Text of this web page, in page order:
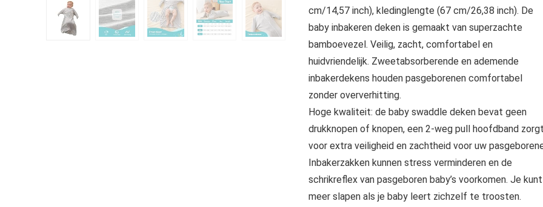
cm/14,57 inch), kledinglengte (67 cm/26,38 inch). De
baby inbakeren deken is gemaakt van superzachte
bamboevezel. Veilig, zacht, comfortabel en
huidvriendelijk. Zweetabsorberende en ademende
inbakerdekens houden pasgeborenen comfortabel
zonder oververhitting.
Hoge kwaliteit: de baby swaddle deken bevat geen
drukknopen of knopen, een 2-weg pull hoofdband
voor extra veiligheid en zachtheid voor uw
Inbakerzakken kunnen stress verminderen en de
schrikreflex van pasgeboren baby’s voorkomen. Je kunt
meer slapen als je baby leert zichzelf te troosten.